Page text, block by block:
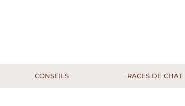
CONSEILS RACES DE CHAT